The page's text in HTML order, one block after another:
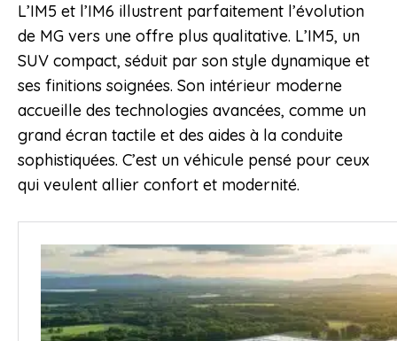
L’IM5 et l’IM6 illustrent parfaitement l’évolution
de MG vers une offre plus qualitative. L’IM5, un
SUV compact, séduit par son style dynamique et
ses finitions soignées. Son intérieur moderne
accueille des technologies avancées, comme un
grand écran tactile et des aides à la conduite
sophistiquées. C’est un véhicule pensé pour ceux
qui veulent allier confort et modernité.